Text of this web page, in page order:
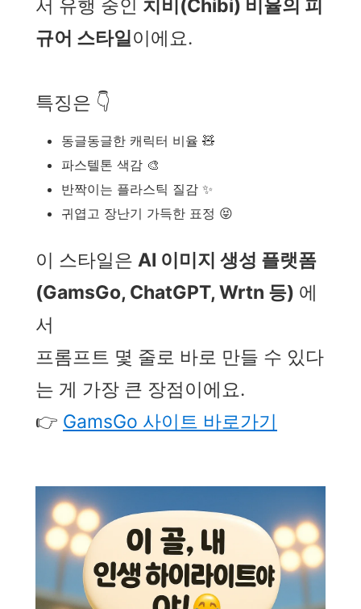
서 유행 중인 치비(Chibi) 비율의 피
규어 스타일이에요.
특징은 👇
동글동글한 캐릭터 비율 🧸
파스텔톤 색감 🎨
반짝이는 플라스틱 질감 ✨
귀엽고 장난기 가득한 표정 😝
이 스타일은 AI 이미지 생성 플랫폼
(GamsGo, ChatGPT, Wrtn 등) 에
서
프롬프트 몇 줄로 바로 만들 수 있다
는 게 가장 큰 장점이에요.
👉 GamsGo 사이트 바로가기